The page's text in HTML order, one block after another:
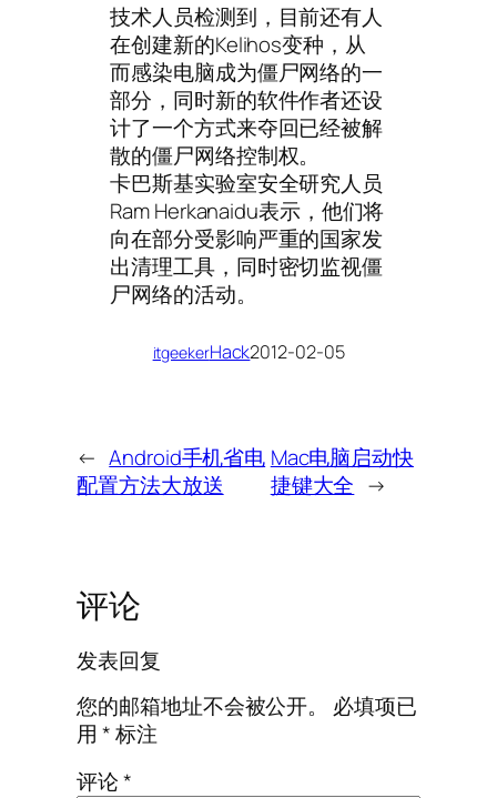
技术人员检测到，目前还有人
在创建新的Kelihos变种，从
而感染电脑成为僵尸网络的一
部分，同时新的软件作者还设
计了一个方式来夺回已经被解
散的僵尸网络控制权。
卡巴斯基实验室安全研究人员
Ram Herkanaidu表示，他们将
向在部分受影响严重的国家发
出清理工具，同时密切监视僵
尸网络的活动。
itgeekerHack2012-02-05
← Android手机省电
配置方法大放送
Mac电脑启动快
捷键大全 →
评论
发表回复
您的邮箱地址不会被公开。
必填项已
用*标注
评论*